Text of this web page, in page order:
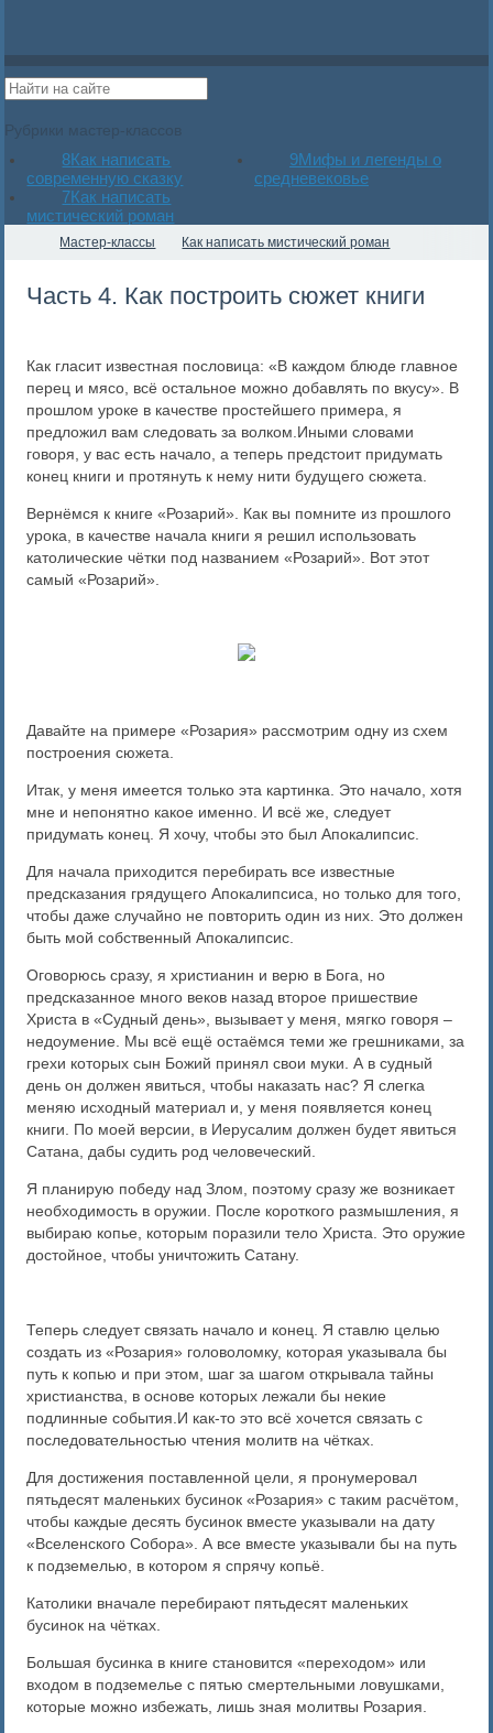
Рубрики мастер-классов
8Как написать
современную сказку
7Как написать
мистический роман
9Мифы и легенды о
средневековье
Мастер-классы Как написать мистический роман
Часть 4. Как построить сюжет книги
Как гласит известная пословица: «В каждом блюде главное
перец и мясо, всё остальное можно добавлять по вкусу». В
прошлом уроке в качестве простейшего примера, я
предложил вам следовать за волком.Иными словами
говоря, у вас есть начало, а теперь предстоит придумать
конец книги и протянуть к нему нити будущего сюжета.
Вернёмся к книге «Розарий». Как вы помните из прошлого
урока, в качестве начала книги я решил использовать
католические чётки под названием «Розарий». Вот этот
самый «Розарий».
Давайте на примере «Розария» рассмотрим одну из схем
построения сюжета.
Итак, у меня имеется только эта картинка. Это начало, хотя
мне и непонятно какое именно. И всё же, следует
придумать конец. Я хочу, чтобы это был Апокалипсис.
Для начала приходится перебирать все известные
предсказания грядущего Апокалипсиса, но только для того,
чтобы даже случайно не повторить один из них. Это должен
быть мой собственный Апокалипсис.
Оговорюсь сразу, я христианин и верю в Бога, но
предсказанное много веков назад второе пришествие
Христа в «Судный день», вызывает у меня, мягко говоря –
недоумение. Мы всё ещё остаёмся теми же грешниками, за
грехи которых сын Божий принял свои муки. А в судный
день он должен явиться, чтобы наказать нас? Я слегка
меняю исходный материал и, у меня появляется конец
книги. По моей версии, в Иерусалим должен будет явиться
Сатана, дабы судить род человеческий.
Я планирую победу над Злом, поэтому сразу же возникает
необходимость в оружии. После короткого размышления, я
выбираю копье, которым поразили тело Христа. Это оружие
достойное, чтобы уничтожить Сатану.
Теперь следует связать начало и конец. Я ставлю целью
создать из «Розария» головоломку, которая указывала бы
путь к копью и при этом, шаг за шагом открывала тайны
христианства, в основе которых лежали бы некие
подлинные события.И как-то это всё хочется связать с
последовательностью чтения молитв на чётках.
Для достижения поставленной цели, я пронумеровал
пятьдесят маленьких бусинок «Розария» с таким расчётом,
чтобы каждые десять бусинок вместе указывали на дату
«Вселенского Собора». А все вместе указывали бы на путь
к подземелью, в котором я спрячу копьё.
Католики вначале перебирают пятьдесят маленьких
бусинок на чётках.
Большая бусинка в книге становится «переходом» или
входом в подземелье с пятью смертельными ловушками,
которые можно избежать, лишь зная молитвы Розария.